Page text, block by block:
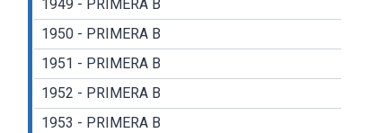
1949 - PRIMERA B
1950 - PRIMERA B
1951 - PRIMERA B
1952 - PRIMERA B
1953 - PRIMERA B